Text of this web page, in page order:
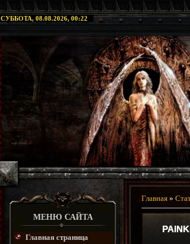
СУББОТА, 08.08.2026, 00:22
МЕНЮ САЙТА
Главная страница
Главная »